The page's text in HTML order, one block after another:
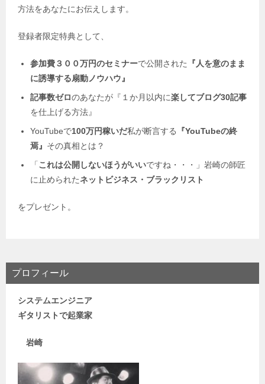
方法をあなたにお伝えします。
登録者限定特典として、
参加費３００万円のセミナーで公開された
『人を意のまま
に誘導する扇動ノウハウ』
記事数ゼロのあなたが『１か月以内に楽してブログ30記事
を仕上げる方法』
YouTubeで100万円稼いだ私が断言する
『YouTubeの終
焉』 その真相とは？
「 これは公開しないほうがいいですね・・・」岩崎の師匠
に止められたネットビジネス・ ブラックリスト
をプレゼント。
プロフィール
システムエンジニア
ギタリストで起業家
岩崎